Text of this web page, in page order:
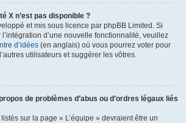
X n’est pas disponible ?
et mis sous licence par phpBB Limited. Si
d’une nouvelle fonctionnalité, veuillez
d’idées (en anglais) où vous pourrez voter pour
utilisateurs et suggérer les vôtres.
de problèmes d’abus ou d’ordres légaux liés
sur la page « L’équipe » devraient être un